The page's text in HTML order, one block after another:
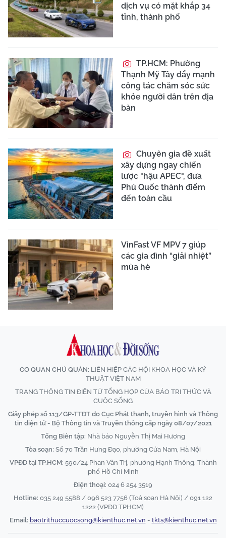
dịch vụ có mặt khắp 34
tỉnh, thành phố
TP.HCM: Phường
Thạnh Mỹ Tây đẩy mạnh
công tác chăm sóc sức
khỏe người dân trên địa
bàn
Chuyên gia đề xuất
xây dựng ngay chiến
lược "hậu APEC", đưa
Phú Quốc thành điểm
đến toàn cầu
VinFast VF MPV 7 giúp
các gia đình “giải nhiệt”
mùa hè
CƠ QUAN CHỦ QUẢN: LIÊN HIỆP CÁC HỘI KHOA HỌC VÀ KỸ
THUẬT VIỆT NAM
TRANG THÔNG TIN ĐIỆN TỬ TỔNG HỢP CỦA BÁO TRI THỨC VÀ
CUỘC SỐNG
Giấy phép số 113/GP-TTĐT do Cục Phát thanh, truyền hình và Thông
tin điện tử - Bộ Thông tin và Truyền thông cấp ngày 08/07/2021
Tổng Biên tập: Nhà báo Nguyễn Thị Mai Hương
Tòa soạn: Số 70 Trần Hưng Đạo, phường Cửa Nam, Hà Nội
VPĐD tại TP.HCM: 590/24 Phan Văn Trị, phường Hạnh Thông, Thành
phố Hồ Chí Minh
Điện thoại: 024 6 254 3519
Hotline: 035 249 5588 / 096 523 7756 (Toà soạn Hà Nội) / 091 122
1222 (VPĐD TPHCM)
Email: baotrithuccuocsong@kienthuc.net.vn - tkts@kienthuc.net.vn